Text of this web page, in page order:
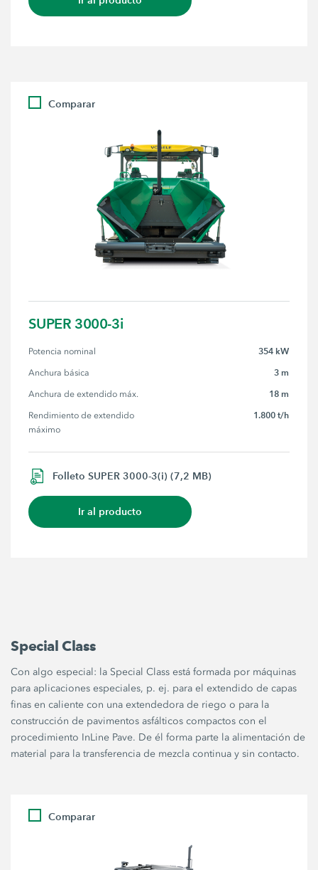
Comparar
SUPER 3000-3i
Potencia nominal 354 kW
Anchura básica 3 m
Anchura de extendido máx. 18 m
Rendimiento de extendido
máximo
1.800 t/h
Folleto SUPER 3000-3(i) (7,2 MB)
Ir al producto
Special Class
Con algo especial: la Special Class está formada por máquinas
para aplicaciones especiales, p. ej. para el extendido de capas
finas en caliente con una extendedora de riego o para la
construcción de pavimentos asfálticos compactos con el
procedimiento InLine Pave. De él forma parte la alimentación de
material para la transferencia de mezcla continua y sin contacto.
Comparar